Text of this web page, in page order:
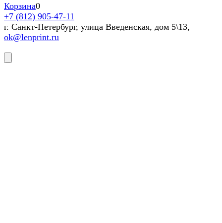
Корзина0
+7 (812) 905-47-11
г. Санкт-Петербург, улица Введенская, дом 5\13,
ok@lenprint.ru